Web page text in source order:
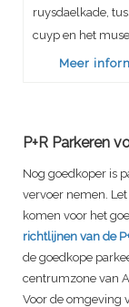
ruysdaelkade,
cuyp en het
Meer
P+R Parkeren
Nog goedkoper is
vervoer nemen.
komen voor het
richtlijnen van de
de goedkope
centrumzone van
Voor de omgeving